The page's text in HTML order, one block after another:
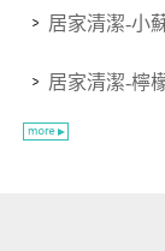
居家清潔-小
居家清潔-檸